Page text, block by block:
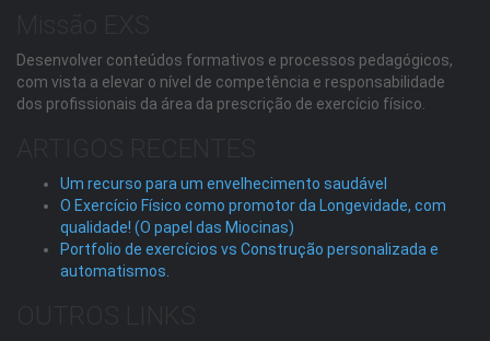
Desenvolver conteúdos formativos e processos pedagógicos,
com vista a elevar o nível de competência e responsabilidade
dos profissionais da área da prescrição de exercício físico.
Um recurso para um envelhecimento saudável
O Exercício Físico como promotor da Longevidade, com
qualidade! (O papel das Miocinas)
Portfolio de exercícios vs Construção personalizada e
automatismos.